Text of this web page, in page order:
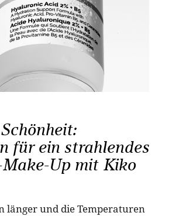
für ein strahlendes
Up mit Kiko
länger und die Temperaturen